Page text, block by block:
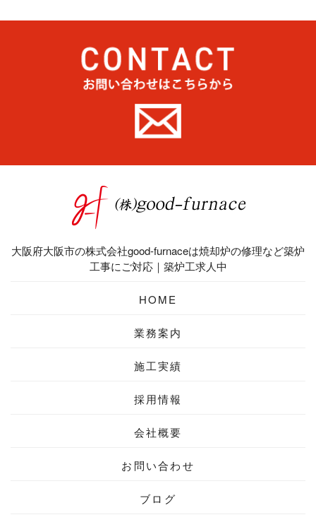
大阪府大阪市の株式会社good-furnaceは焼却炉の修理など築炉
工事にご対応｜築炉工求人中
HOME
業務案内
施工実績
採用情報
会社概要
お問い合わせ
ブログ